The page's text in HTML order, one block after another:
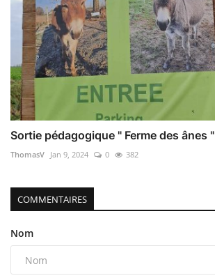
Sortie pédagogique " Ferme des ânes "
ThomasV Jan 9, 2024 0 382
COMMENTAIRES
Nom